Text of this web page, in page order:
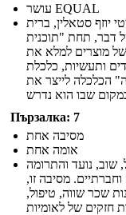
עושר EQUAL
יוזף סטאלין, ברית
דבר, תחת "תוכנית
מוצרים למלא את
ותעשיות, כלכלת
הכלכלה לייצר את
Пързалка: 7
מסיבה אחת
אומה אחת
שוב, נועד והתרומה
מסיבה זו,
שכר שווה, טיפול,